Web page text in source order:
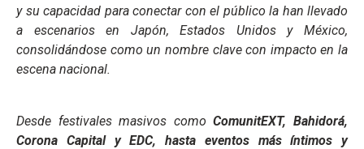
y su capacidad para conectar con el público la han llevado
a escenarios en Japón, Estados Unidos y México,
consolidándose como un nombre clave con impacto en la
escena nacional.
Desde festivales masivos comoComunitEXT, Bahidorá,
Corona Capital yEDC, hasta eventos más íntimos y